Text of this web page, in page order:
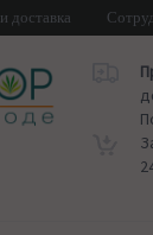
доставка